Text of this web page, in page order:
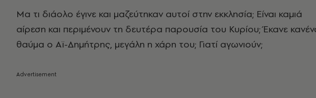
Μα τι διάολο έγινε και μαζεύτηκαν αυτοί στην εκκλησία; Είναι καμιά
αίρεση και περιμένουν τη δευτέρα παρουσία του Κυρίου; Έκανε
θαύμα ο Αϊ-Δημήτρης, μεγάλη η χάρη του; Γιατί αγωνιούν;